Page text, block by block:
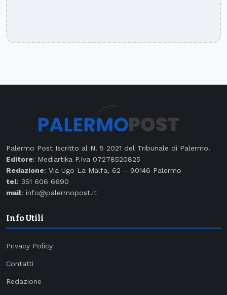
Palermo Post Iscritto al N. 5 2021 del Tribunale di Palermo.
Editore: Mediartika P.Iva 07278520825
Redazione: Via Ugo La Malfa, 62 – 90146 Palermo
tel: 351 606 6690
mail: info@palermopost.it
Info Utili
Privacy Policy
Contatti
Redazione